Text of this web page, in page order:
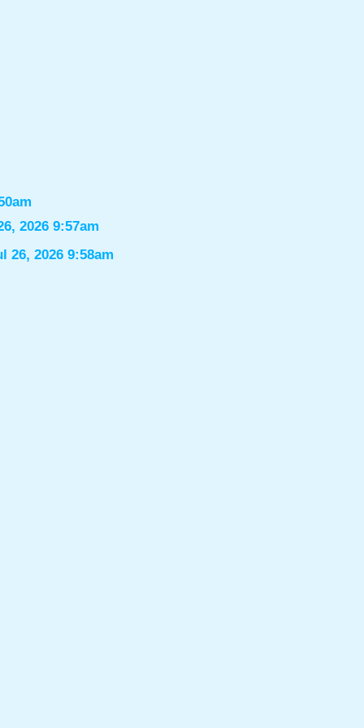
2026 9:57am
26, 2026 9:58am